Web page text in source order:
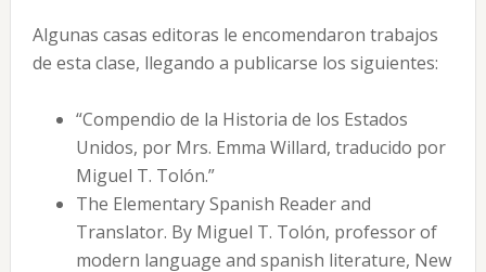
Algunas casas editoras le encomendaron trabajos
de esta clase, llegando a publicarse los siguientes:
“Compendio de la Historia de los Estados
Unidos, por Mrs. Emma Willard, traducido por
Miguel T. Tolón.”
The Elementary Spanish Reader and
Translator. By Miguel T. Tolón, professor of
modern language and spanish literature, New